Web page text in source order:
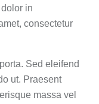
in
consectetur
Sed eleifend
ut. Praesent
massa vel